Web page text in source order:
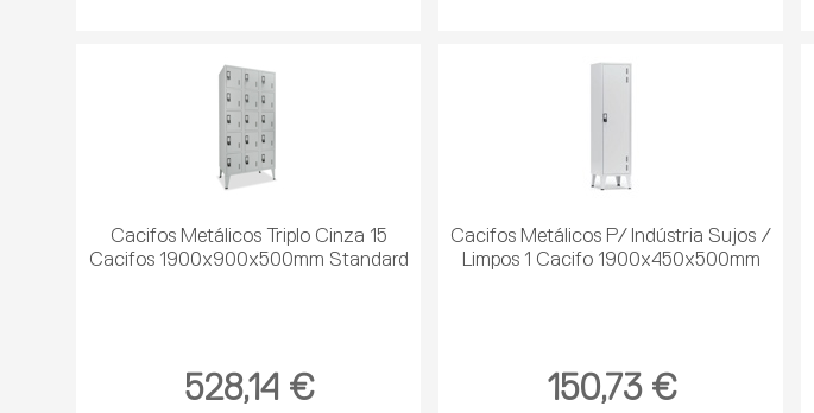
Cacifos Metálicos Triplo Cinza 15
Cacifos 1900x900x500mm Standard
528,14 €
Cacifos Metálicos P/ Indústria Sujos /
Limpos 1 Cacifo 1900x450x500mm
150,73 €